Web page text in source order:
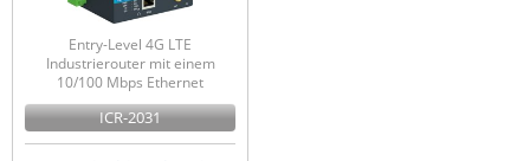
Entry-Level 4G LTE
Industrierouter mit einem
10/100 Mbps Ethernet
ICR-2031